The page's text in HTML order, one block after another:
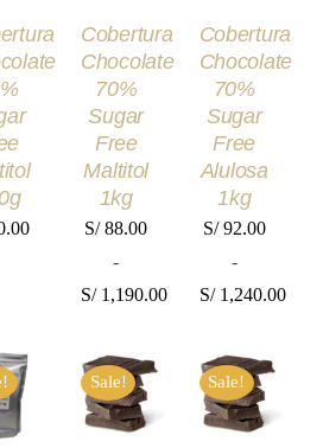
VARIANTES.
LAS
OPCIONES
SE
PUEDEN
ELEGIR
EN
LA
PÁGINA
DE
Cobertura
Chocolate
70%
Sugar
Free
Maltitol
1kg
S/88.00
-
S/1,190.00
de
precios:
desde
LAS
OPCIONES
SE
PUEDEN
ELEGIR
EN
LA
PÁGINA
DE
Cobertura
Chocolate
70%
Sugar
Free
Alulosa
1kg
S/92.00
-
S/1,240.00
de
precios:
desde
Sale!
SELECCIONAR
OPCIONES
ESTE
PRODUCTO
/
DETALLES
Sale!
OPCIONES
ESTE
/
DETALLES